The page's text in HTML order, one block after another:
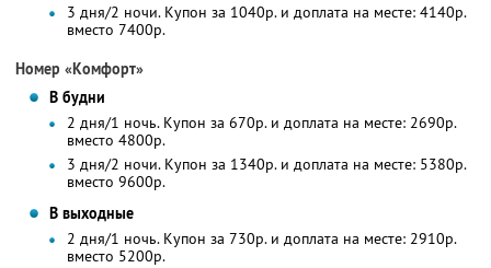
3 дня/2 ночи. Купон за 1040р. и доплата на месте: 4140р.
вместо 7400р.
Номер «Комфорт»
В будни
2 дня/1 ночь. Купон за 670р. и доплата на месте: 2690р.
вместо 4800р.
3 дня/2 ночи. Купон за 1340р. и доплата на месте: 5380р.
вместо 9600р.
В выходные
2 дня/1 ночь. Купон за 730р. и доплата на месте: 2910р.
вместо 5200р.